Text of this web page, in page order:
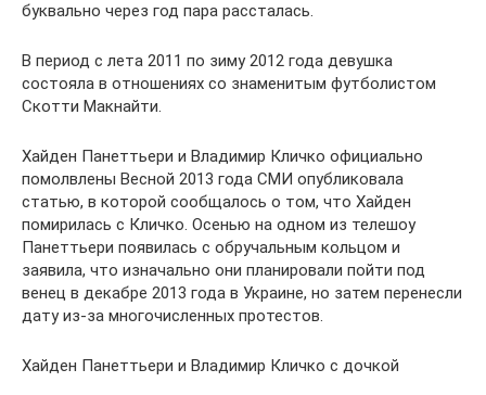
буквально через год пара рассталась.
В период с лета 2011 по зиму 2012 года девушка
состояла в отношениях со знаменитым футболистом
Скотти Макнайти.
Хайден Панеттьери и Владимир Кличко официально
помолвлены Весной 2013 года СМИ опубликовала
статью, в которой сообщалось о том, что Хайден
помирилась с Кличко. Осенью на одном из телешоу
Панеттьери появилась с обручальным кольцом и
заявила, что изначально они планировали пойти под
венец в декабре 2013 года в Украине, но затем перенесли
дату из-за многочисленных протестов.
Хайден Панеттьери и Владимир Кличко с дочкой